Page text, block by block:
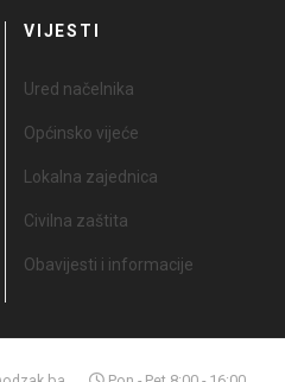
VIJESTI
Ured načelnika
Općinsko vijeće
Lokalna zajednica
Civilna zaštita
Obavijesti i informacije